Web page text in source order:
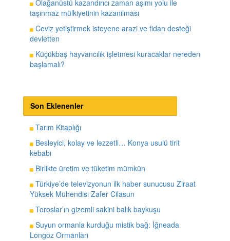
Olağanüstü kazandırıcı zaman aşımı yolu ile
taşınmaz mülkiyetinin kazanılması
Ceviz yetiştirmek isteyene arazi ve fidan desteği
devletten
Küçükbaş hayvancılık işletmesi kuracaklar nereden
başlamalı?
Son Eklenenler
Tarım Kitaplığı
Besleyici, kolay ve lezzetli… Konya usulü tirit
kebabı
Birlikte üretim ve tüketim mümkün
Türkiye’de televizyonun ilk haber sunucusu Ziraat
Yüksek Mühendisi Zafer Cilasun
Toroslar’ın gizemli sakini balık baykuşu
Suyun ormanla kurduğu mistik bağ: İğneada
Longoz Ormanları